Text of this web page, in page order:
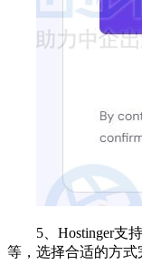
5、Hostinger支
等，选择合适的方式